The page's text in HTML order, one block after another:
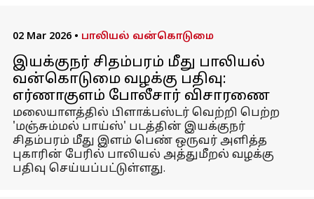
02 Mar 2026 • பாலியல் வன்கொடுமை
இயக்குநர் சிதம்பரம் மீது பாலியல்
வன்கொடுமை வழக்கு பதிவு:
எர்ணாகுளம் போலீசார் விசாரணை
மலையாளத்தில் பிளாக்பஸ்டர் வெற்றி பெற்ற
'மஞ்சும்மல் பாய்ஸ்' படத்தின் இயக்குநர்
சிதம்பரம் மீது இளம் பெண் ஒருவர் அளித்த
புகாரின் பேரில் பாலியல் அத்துமீறல் வழக்கு
பதிவு செய்யப்பட்டுள்ளது.